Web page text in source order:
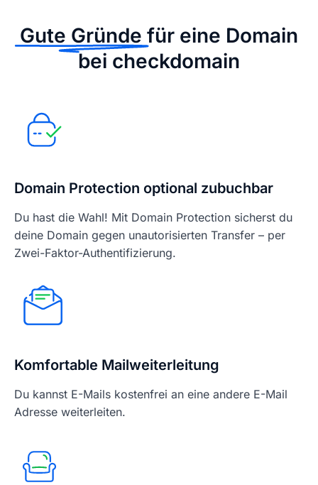
Gute Gründe für eine Domain
bei checkdomain
Domain Protection optional zubuchbar
Du hast die Wahl! Mit Domain Protection sicherst du
deine Domain gegen unautorisierten Transfer – per
Zwei-Faktor-Authentifizierung.
Komfortable Mailweiterleitung
Du kannst E-Mails kostenfrei an eine andere E-Mail
Adresse weiterleiten.